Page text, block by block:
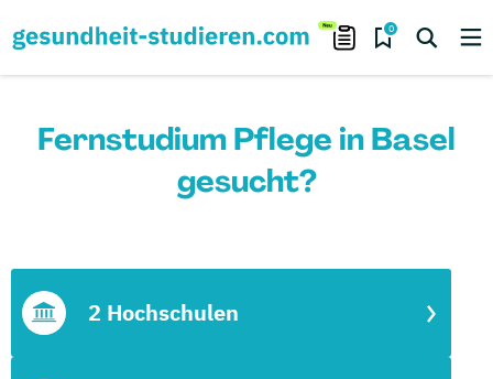
0
Fernstudium Pflege in Basel
gesucht?
2 Hochschulen